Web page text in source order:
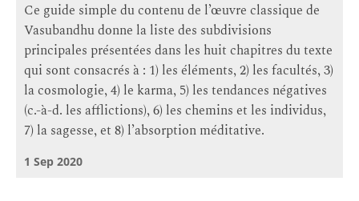
Ce guide simple du contenu de l’œuvre classique de
Vasubandhu donne la liste des subdivisions
principales présentées dans les huit chapitres du texte
qui sont consacrés à : 1) les éléments, 2) les facultés, 3)
la cosmologie, 4) le karma, 5) les tendances négatives
(c.-à-d. les afflictions), 6) les chemins et les individus,
7) la sagesse, et 8) l’absorption méditative.
1 Sep 2020